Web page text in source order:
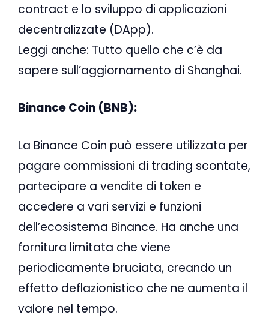
contract e lo sviluppo di applicazioni
decentralizzate (DApp).
Leggi anche: Tutto quello che c’è da
sapere sull’aggiornamento di Shanghai.
Binance Coin (BNB):
La Binance Coin può essere utilizzata per
pagare commissioni di trading scontate,
partecipare a vendite di token e
accedere a vari servizi e funzioni
dell’ecosistema Binance. Ha anche una
fornitura limitata che viene
periodicamente bruciata, creando un
effetto deflazionistico che ne aumenta il
valore nel tempo.